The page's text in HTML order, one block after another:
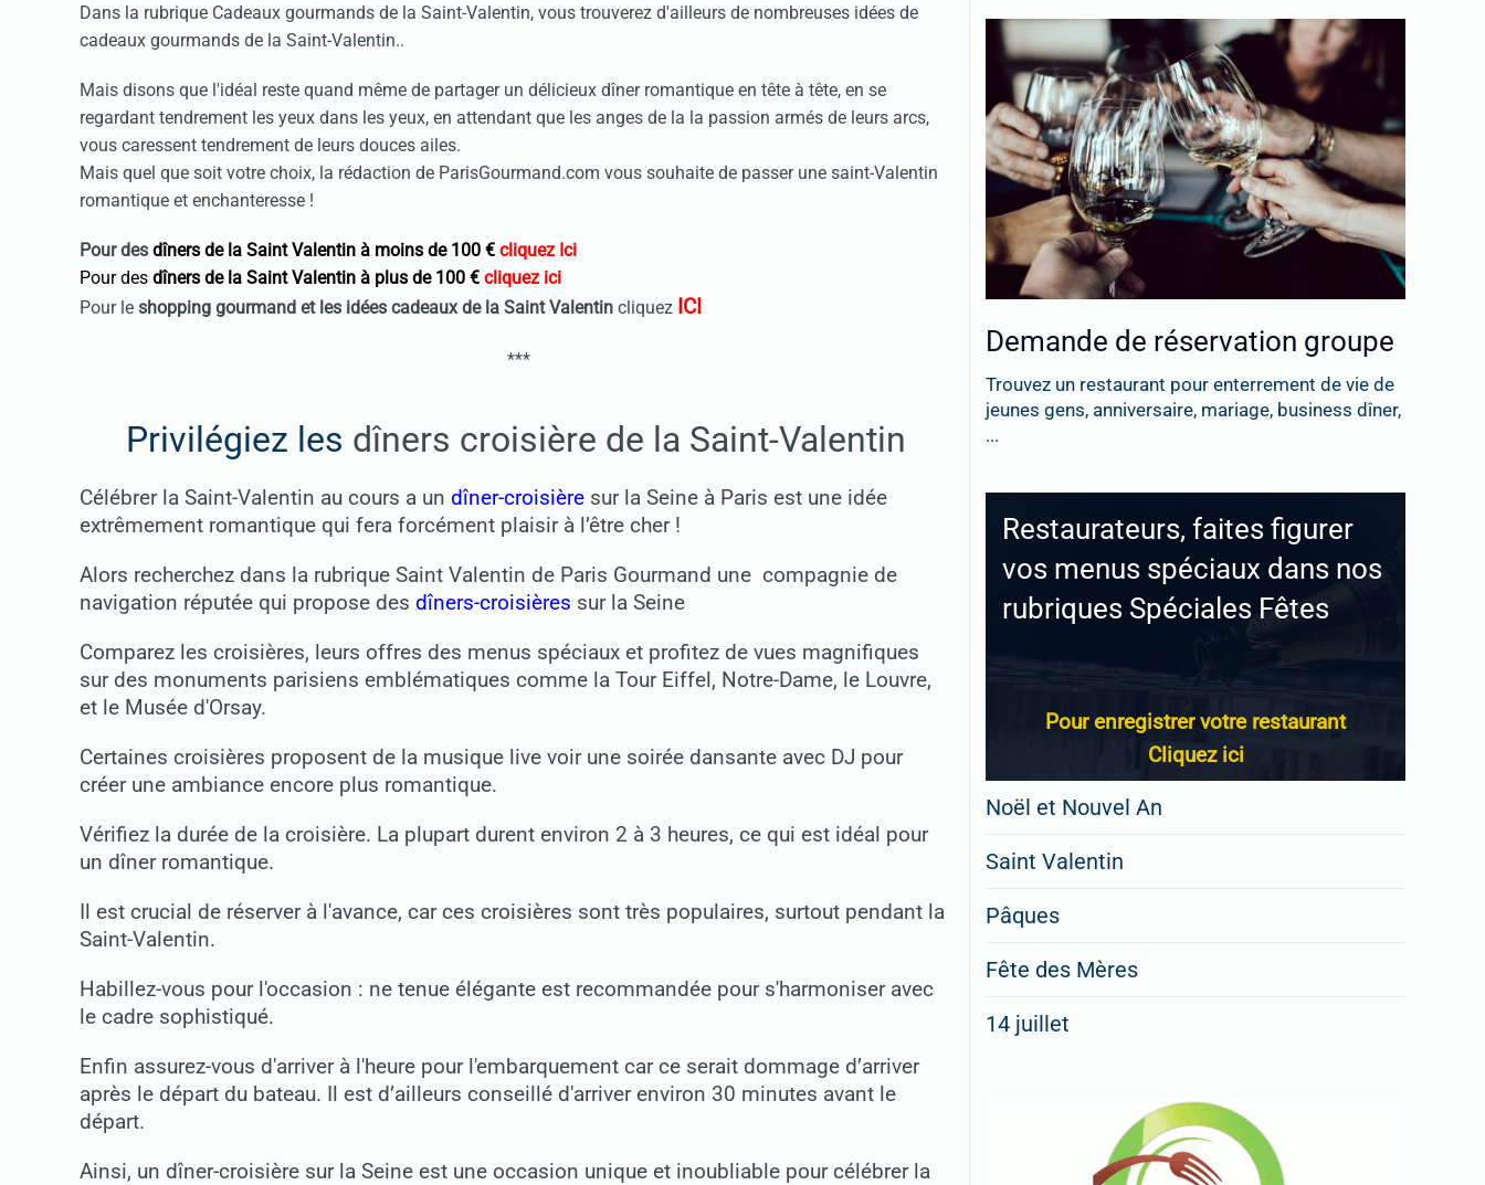
Dans la rubrique Cadeaux gourmands de la Saint-Valentin, vous trouverez d'ailleurs de nombreuses idées de
cadeaux gourmands de la Saint-Valentin..
Mais disons que l'idéal reste quand même de partager un délicieux dîner romantique en tête à tête, en se
regardant tendrement les yeux dans les yeux, en attendant que les anges de la la passion armés de leurs arcs,
vous caressent tendrement de leurs douces ailes.
Mais quel que soit votre choix, la rédaction de ParisGourmand.com vous souhaite de passer une saint-Valentin
romantique et enchanteresse !
Pour des dîners de la Saint Valentin à moins de 100 € cliquez Ici
Pour des dîners de la Saint Valentin à plus de 100 € cliquez ici
Pour le shopping gourmand et les idées cadeaux de la Saint Valentin cliquez ICI
***
Privilégiez les dîners croisière de la Saint-Valentin
Célébrer la Saint-Valentin au cours a un dîner-croisière sur la Seine à Paris est une idée
extrêmement romantique qui fera forcément plaisir à l’être cher !
Alors recherchez dans la rubrique Saint Valentin de Paris Gourmand une compagnie de
navigation réputée qui propose des dîners-croisières sur la Seine
Comparez les croisières, leurs offres des menus spéciaux et profitez de vues magnifiques
sur des monuments parisiens emblématiques comme la Tour Eiffel, Notre-Dame, le Louvre,
et le Musée d'Orsay.
Certaines croisières proposent de la musique live voir une soirée dansante avec DJ pour
créer une ambiance encore plus romantique.
Vérifiez la durée de la croisière. La plupart durent environ 2 à 3 heures, ce qui est idéal pour
un dîner romantique.
Il est crucial de réserver à l'avance, car ces croisières sont très populaires, surtout pendant la
Saint-Valentin.
Habillez-vous pour l'occasion : ne tenue élégante est recommandée pour s'harmoniser avec
le cadre sophistiqué.
Enfin assurez-vous d'arriver à l'heure pour l'embarquement car ce serait dommage d’arriver
après le départ du bateau. Il est d’ailleurs conseillé d'arriver environ 30 minutes avant le
départ.
Ainsi, un dîner-croisière sur la Seine est une occasion unique et inoubliable pour célébrer la
Demande de réservation groupe
Trouvez un restaurant pour enterrement de vie de
jeunes gens, anniversaire, mariage, business dîner,
...
Restaurateurs, faites figurer
vos menus spéciaux dans nos
rubriques Spéciales Fêtes
Pour enregistrer votre restaurant
Cliquez ici
Noël et Nouvel An
Saint Valentin
Pâques
Fête des Mères
14 juillet